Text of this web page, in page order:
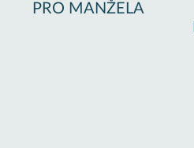
PRO MANŽELA